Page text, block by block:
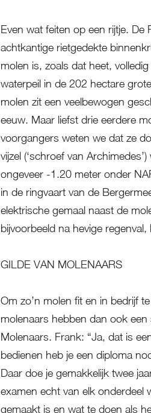
Even wat feiten op een rijtje.
achtkantige rietgedekte
molen is, zoals dat heet,
waterpeil in de 202 hectare
molen zit een veelbewogen
eeuw. Maar liefst drie eerdere
voorgangers weten we dat ze
vijzel (‘schroef van
ongeveer -1.20 meter onder
in de ringvaart van de
elektrische gemaal naast de
bijvoorbeeld na hevige
GILDE VAN MOLENAARS
Om zo’n molen fit en in bedrijf
molenaars hebben dan ook
Molenaars. Frank: “Ja, dat is
bedienen heb je een diploma
Daar doe je gemakkelijk twee
examen echt van elk onderdeel
gemaakt is en wat te doen als